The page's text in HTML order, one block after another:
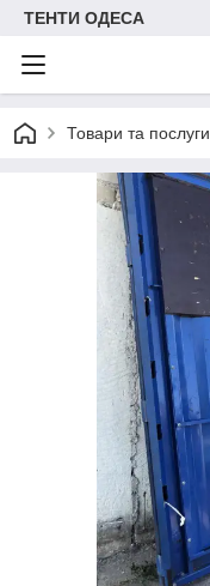
ТЕНТИ ОДЕСА
Товари та послуги